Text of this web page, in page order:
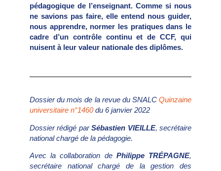
pédagogique de l’enseignant. Comme si nous
ne savions pas faire, elle entend nous guider,
nous apprendre, normer les pratiques dans le
cadre d’un contrôle continu et de CCF, qui
nuisent à leur valeur nationale des diplômes.
Dossier du mois de la revue du SNALC Quinzaine
universitaire n°1460du 6 janvier 2022
Dossier rédigé parSébastien VIEILLE, secrétaire
national chargé de la pédagogie.
Avec la collaboration de Philippe TRÉPAGNE,
secrétaire national chargé de la gestion des